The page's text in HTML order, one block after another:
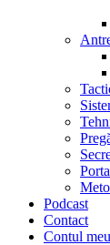
Podcast
Contact
Contul meu